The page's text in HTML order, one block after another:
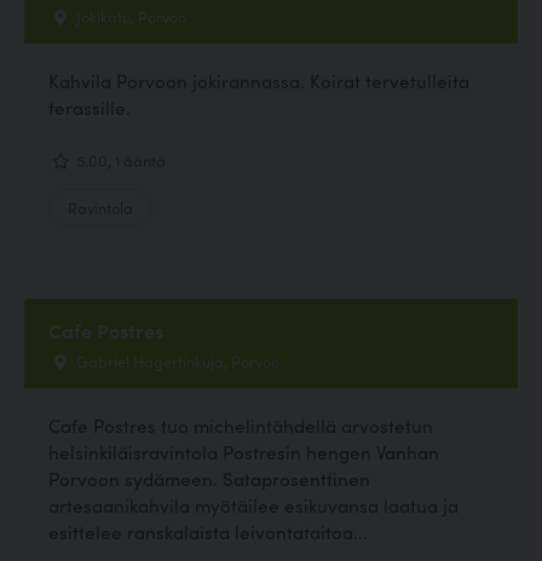
Jokikatu, Porvoo
Kahvila Porvoon jokirannassa. Koirat tervetulleita
terassille.
Cafe Postres
Gabriel Hagertinkuja, Porvoo
Cafe Postres tuo michelintähdellä arvostetun
helsinkiläisravintola Postresin hengen Vanhan
Porvoon sydämeen. Sataprosenttinen
artesaanikahvila myötäilee esikuvansa laatua ja
esittelee ranskalaista leivontataitoa...